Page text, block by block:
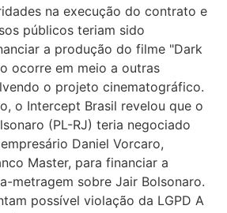
na execução do contrato e
públicos teriam sido
a produção do filme "Dark
ocorre em meio a outras
o projeto cinematográfico.
o Intercept Brasil revelou que o
(PL-RJ) teria negociado
Daniel Vorcaro,
Master, para financiar a
metragem sobre Jair Bolsonaro.
possível violação da LGPD A